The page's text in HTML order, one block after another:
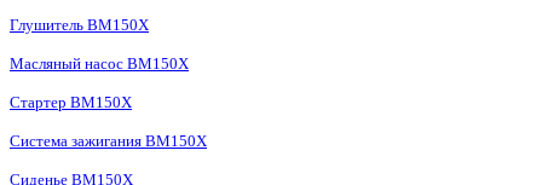
Глушитель BM150X
Масляный насос BM150X
Стартер BM150X
Система зажигания BM150X
Сиденье BM150X